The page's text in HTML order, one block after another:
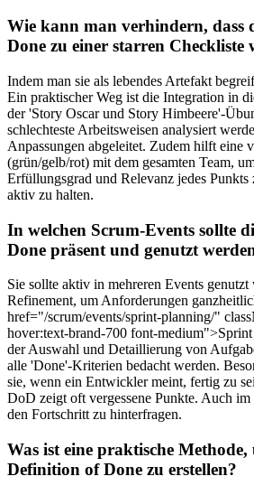
Wie kann man verhindern, dass
Done zu einer starren Checkliste
Indem man sie als lebendes Artefakt
Ein praktischer Weg ist die Integration in
der 'Story Oscar und Story Himbeere'-
schlechteste Arbeitsweisen analysiert
Anpassungen abgeleitet. Zudem hilft eine
(grün/gelb/rot) mit dem gesamten Team,
Erfüllungsgrad und Relevanz jedes Punkts
aktiv zu halten.
In welchen Scrum-Events sollte
Done präsent und genutzt
Sie sollte aktiv in mehreren Events
Refinement, um Anforderungen
href="/scrum/events/sprint-planning/"
hover:text-brand-700 font-
der Auswahl und Detaillierung von
alle 'Done'-Kriterien bedacht werden.
sie, wenn ein Entwickler meint, fertig zu
DoD zeigt oft vergessene Punkte. Auch
den Fortschritt zu hinterfragen.
Was ist eine praktische Methode,
Definition of Done zu erstellen?